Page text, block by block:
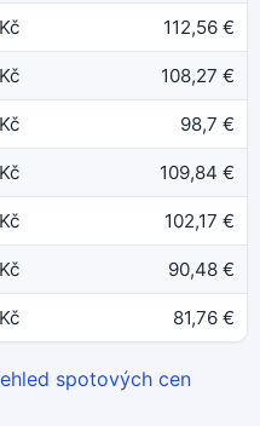
112,56 €
108,27 €
98,7 €
109,84 €
102,17 €
90,48 €
81,76 €
spotových cen